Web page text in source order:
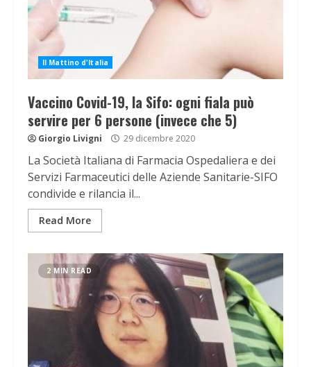
Il Mattino d'Italia
Vaccino Covid-19, la Sifo: ogni fiala può
servire per 6 persone (invece che 5)
Giorgio Livigni 29 dicembre 2020
La Società Italiana di Farmacia Ospedaliera e dei
Servizi Farmaceutici delle Aziende Sanitarie-SIFO
condivide e rilancia il...
Read More
2 MIN READ